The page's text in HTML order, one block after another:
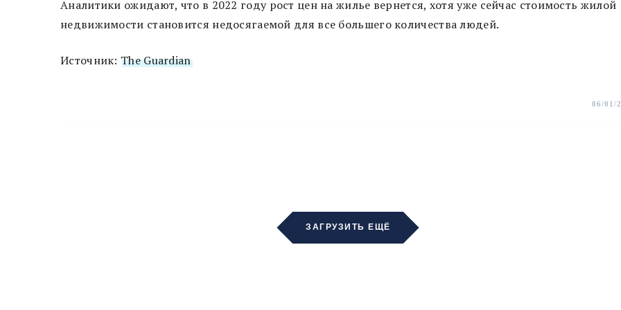
Аналитики ожидают, что в 2022 году рост цен на жилье вернется, хотя уже сейчас стоимость жилой
недвижимости становится недосягаемой для все большего количества людей.
Источник: The Guardian
06/01/
ЗАГРУЗИТЬ ЕЩЁ